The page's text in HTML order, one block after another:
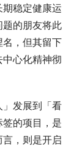
稳定健康运
的朋友将此
，但其留下
心化精神彻
发展到「看
的项目，是
，则是开启